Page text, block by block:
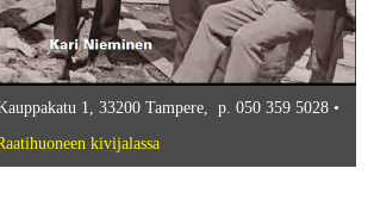
1, 33200 Tampere, p. 050 359 5028 •
kivijalassa